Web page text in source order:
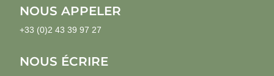
NOUS APPELER
+33 (0)2 43 39 97 27
NOUS ÉCRIRE